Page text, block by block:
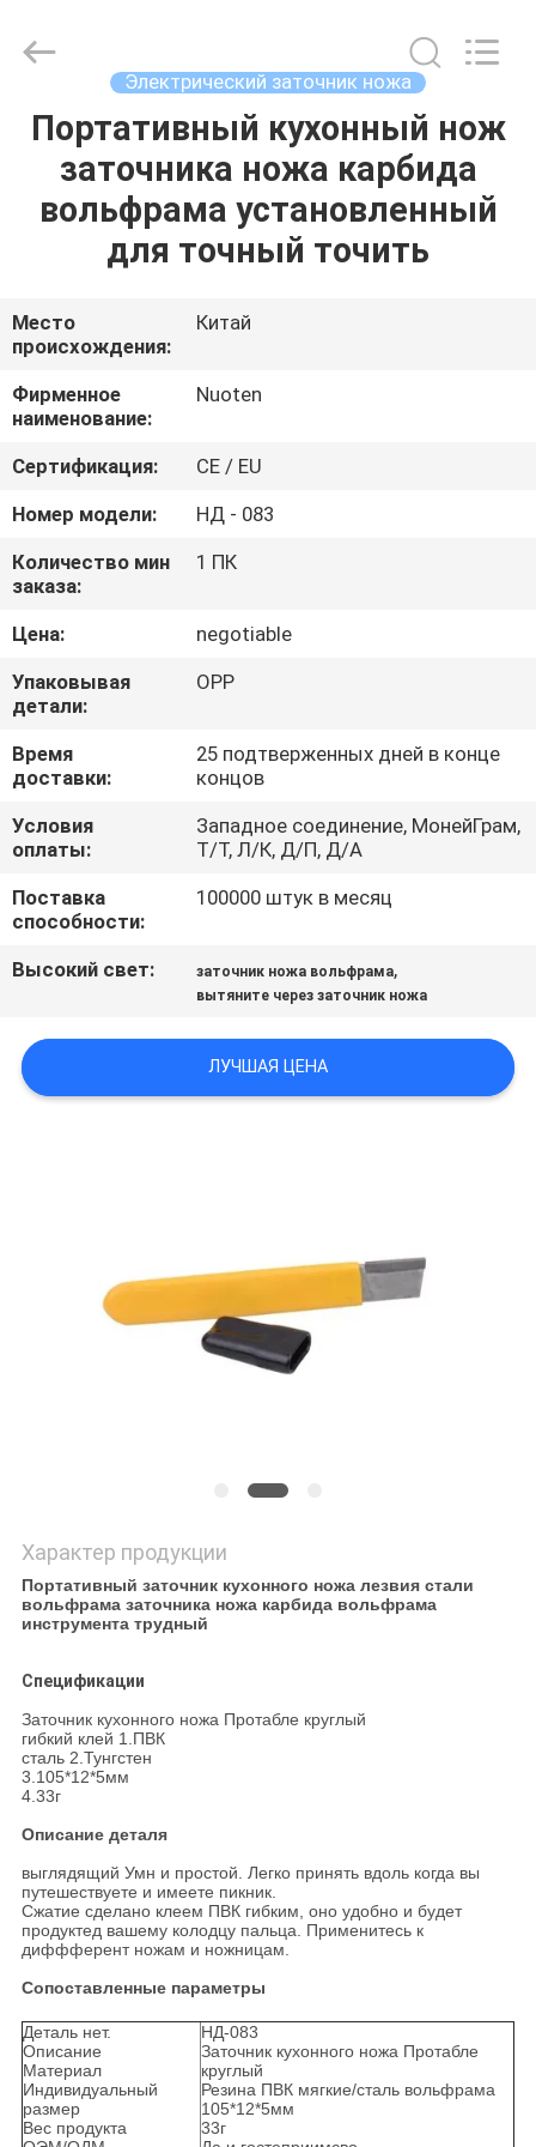
ДОМОЙ
ПРОДУКТЫ
ВИДЕОЗАПИСИ
О
НАС
ЭКСКУРСИЯ
ПО
ЗАВОДУ
КОНТРОЛЬ
КАЧЕСТВА
СВЯЖИТЕСЬ
С
НАМИ
НОВОСТИ
СЛУЧАИ
ЗАПРОСИТЕ
ЦИТАТУ
PRIVACY
POLICY
Appliance
Reserved.
Электрический заточник ножа
Портативный кухонный нож
заточника ножа карбида
вольфрама установленный
для точный точить
Место
происхождения:
Китай
Фирменное
наименование:
Nuoten
Сертификация:
CE / EU
Номер модели:
НД - 083
Количество мин
заказа:
1 ПК
Цена:
negotiable
Упаковывая
детали:
OPP
Время
доставки:
25 подтверженных дней в конце
концов
Условия
оплаты:
Западное соединение, МонейГрам,
Т/Т, Л/К, Д/П, Д/А
Поставка
способности:
100000 штук в месяц
Высокий свет: заточник ножа вольфрама,
вытяните через заточник ножа
ЛУЧШАЯ ЦЕНА
Характер продукции
Портативный заточник кухонного ножа лезвия стали
вольфрама заточника ножа карбида вольфрама
инструмента трудный
Спецификации
Заточник кухонного ножа Протабле круглый
гибкий клей 1.ПВК
сталь 2.Тунгстен
3.105*12*5мм
4.33г
Описание деталя
выглядящий Умн и простой. Легко принять вдоль когда вы
путешествуете и имеете пикник.
Сжатие сделано клеем ПВК гибким, оно удобно и будет
продуктед вашему колодцу пальца. Применитесь к
диффферент ножам и ножницам.
Сопоставленные параметры
Деталь нет.
Описание
Материал
Индивидуальный
размер
Вес продукта
НД-083
Заточник кухонного ножа Протабле
круглый
Резина ПВК мягкие/сталь вольфрама
105*12*5мм
33г